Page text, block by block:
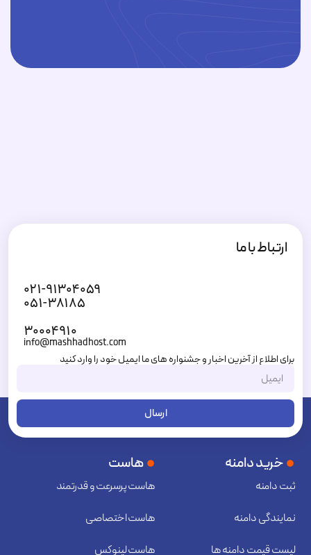
ارتباط با ما
۰۲۱-۹۱۳۰۴۰۵۹
۰۵۱-۳۸۱۸۵
۳۰۰۰۴۹۱۰
info@mashhadhost.com
برای اطلاع از آخرین اخبار و جشنواره های ما ایمیل خود را وارد کنید
ارسال
خرید دامنه
ثبت دامنه
نمایندگی دامنه
لیست قیمت دامنه ها
هاست
هاست پرسرعت و قدرتمند
هاست اختصاصی
هاست لینوکس